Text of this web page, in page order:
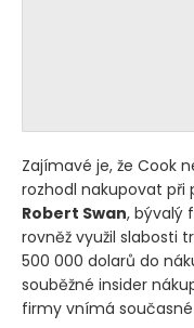
Zajímavé je, že Cook
rozhodl nakupovat při
Robert Swan, bývalý
rovněž využil slabosti
500 000 dolarů do
souběžné insider
firmy vnímá